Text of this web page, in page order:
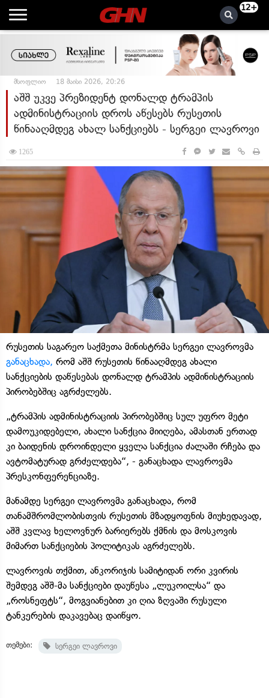
12+
მსოფლიო 18 მაისი 2026, 20:26
აშშ უკვე პრეზიდენტ დონალდ ტრამპის
ადმინისტრაციის დროს აწესებს რუსეთის
წინააღმდეგ ახალ სანქციებს - სერგეი ლავროვი
1265
რუსეთის საგარეო საქმეთა მინისტრმა სერგეი ლავროვმა
განაცხადა, რომ აშშ რუსეთის წინააღმდეგ ახალი
სანქციების დაწესებას დონალდ ტრამპის ადმინისტრაციის
პირობებშიც აგრძელებს.
„ტრამპის ადმინისტრაციის პირობებშიც სულ უფრო მეტი
დამოუკიდებელი, ახალი სანქცია მიიღება, ამასთან ერთად
კი ბაიდენის დროინდელი ყველა სანქცია ძალაში რჩება და
ავტომატურად გრძელდება“, - განაცხადა ლავროვმა
პრესკონფერენციაზე.
მანამდე სერგეი ლავროვმა განაცხადა, რომ
თანამშრომლობისთვის რუსეთის მზადყოფნის მიუხედავად,
აშშ კვლავ ხელოვნურ ბარიერებს ქმნის და მოსკოვის
მიმართ სანქციების პოლიტიკას აგრძელებს.
ლავროვის თქმით, ანკორიჯის სამიტიდან ორი კვირის
შემდეგ აშშ-მა სანქციები დაუწესა „ლუკოილსა“ და
„როსნეფტს“, მოგვიანებით კი ღია ზღვაში რუსული
ტანკერების დაკავებაც დაიწყო.
თემები: სერგეი ლავროვი